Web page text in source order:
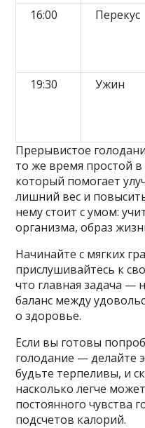
16:00
Перекус
19:30
Ужин
Прерывистое
то же время простой
который помогает
лишний вес и
нему стоит с умом:
организма, образ
Начинайте с мягких
прислушивайтесь к
что главная задача —
баланс между
о здоровье.
Если вы готовы
голодание — делайте
будьте терпеливы, и
насколько легче
постоянного чувства
подсчетов калорий.